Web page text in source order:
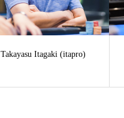
Takayasu Itagaki (itapro)